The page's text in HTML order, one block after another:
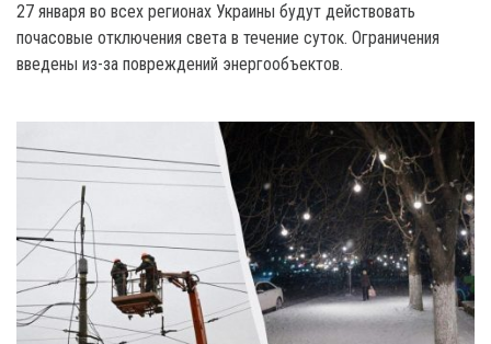
27 января во всех регионах Украины будут действовать
почасовые отключения света в течение суток. Ограничения
введены из-за повреждений энергообъектов.